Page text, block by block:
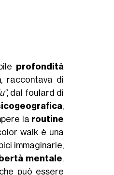
profondità
raccontava di
, dal foulard di
,
la routine
walk è una
immaginarie,
mentale.
può essere